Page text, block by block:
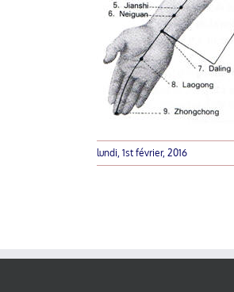
lundi, 1st février, 2016